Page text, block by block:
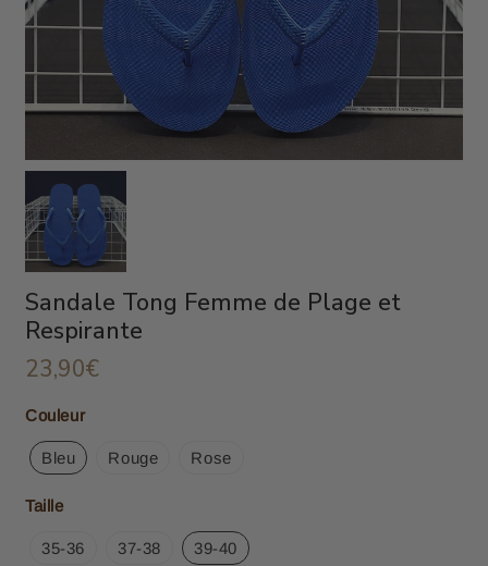
Sandale Tong Femme de Plage et
Respirante
23,90€
price
Couleur
Bleu Rouge Rose
Taille
35-36 37-38 39-40